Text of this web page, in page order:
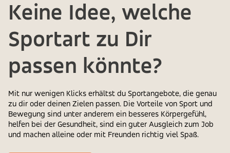
Keine Idee, welche
Sportart zu Dir
passen könnte?
Mit nur wenigen Klicks erhältst du Sportangebote, die genau
zu dir oder deinen Zielen passen. Die Vorteile von Sport und
Bewegung sind unter anderem ein besseres Körpergefühl,
helfen bei der Gesundheit, sind ein guter Ausgleich zum Job
und machen alleine oder mit Freunden richtig viel Spaß.